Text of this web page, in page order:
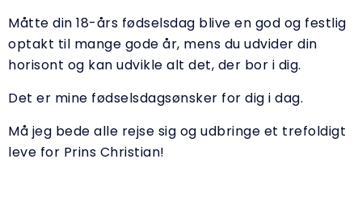
Måtte din 18-års fødselsdag blive en god og festlig
optakt til mange gode år, mens du udvider din
horisont og kan udvikle alt det, der bor i dig.
Det er mine fødselsdagsønsker for dig i dag.
Må jeg bede alle rejse sig og udbringe et trefoldigt
leve for Prins Christian!